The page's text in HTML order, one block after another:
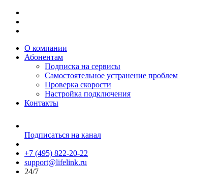
О компании
Абонентам
Подписка на сервисы
Самостоятельное устранение проблем
Проверка скорости
Настройка подключения
Контакты
Подписаться на канал
+7 (495) 822-20-22
support@lifelink.ru
24/7